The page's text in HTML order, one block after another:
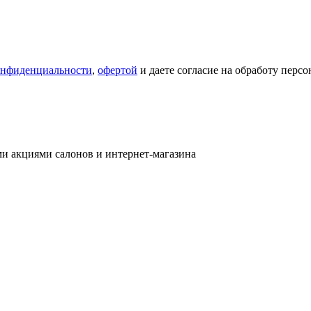
, офертой и даете согласие на обработу
акциями салонов и интернет-магазина